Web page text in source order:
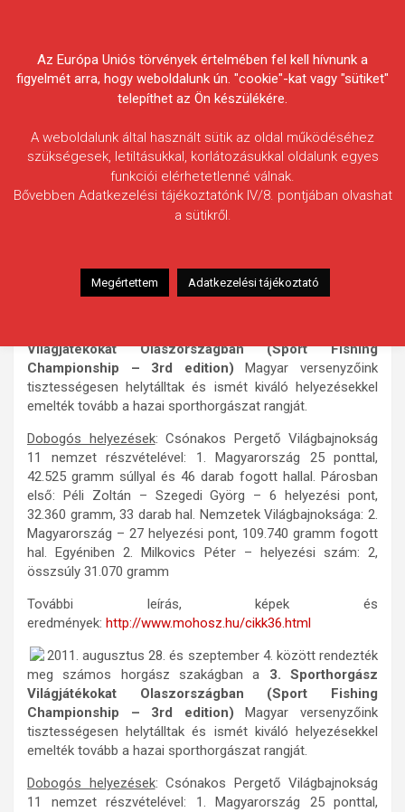
Egyesületek Szövetsége
HÍREK
3. Sporthorgász Világjátékok
2011.09.23. morneo.it
Világjátékokat Olaszországban (Sport Fishing
Championship – 3rd edition) Magyar versenyzőink
tisztességesen helytálltak és ismét kiváló helyezésekkel
emelték tovább a hazai sporthorgászat rangját.
Dobogós helyezések: Csónakos Pergető Világbajnokság
11 nemzet részvételével: 1. Magyarország 25 ponttal,
42.525 gramm súllyal és 46 darab fogott hallal. Párosban
első: Péli Zoltán – Szegedi Györg – 6 helyezési pont,
32.360 gramm, 33 darab hal. Nemzetek Világbajnoksága: 2.
Magyarország – 27 helyezési pont, 109.740 gramm fogott
hal. Egyéniben 2. Milkovics Péter – helyezési szám: 2,
összsúly 31.070 gramm
További leírás, képek és
eredmények: http://www.mohosz.hu/cikk36.html
2011. augusztus 28. és szeptember 4. között rendezték
meg számos horgász szakágban a 3. Sporthorgász
Világjátékokat Olaszországban (Sport Fishing
Championship – 3rd edition) Magyar versenyzőink
tisztességesen helytálltak és ismét kiváló helyezésekkel
emelték tovább a hazai sporthorgászat rangját.
Dobogós helyezések: Csónakos Pergető Világbajnokság
11 nemzet részvételével: 1. Magyarország 25 ponttal,
Az Európa Uniós törvények értelmében fel kell hívnunk a
figyelmét arra, hogy weboldalunk ún. "cookie"-kat vagy "sütiket"
telepíthet az Ön készülékére.
A weboldalunk által használt sütik az oldal működéséhez
szükségesek, letiltásukkal, korlátozásukkal oldalunk egyes
funkciói elérhetetlenné válnak.
Bővebben Adatkezelési tájékoztatónk IV/8. pontjában olvashat
a sütikről.
Megértettem Adatkezelési tájékoztató